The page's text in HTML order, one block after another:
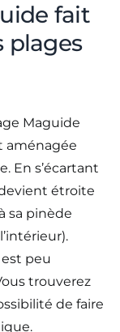
fait
plages
Maguide
aménagée
En s’écartant
étroite
sa pinède
est peu
trouverez
de faire